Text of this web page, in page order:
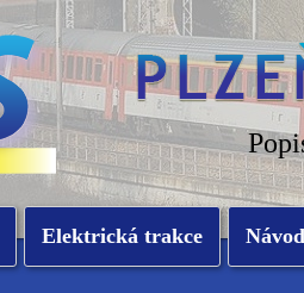
Elektrická trakce